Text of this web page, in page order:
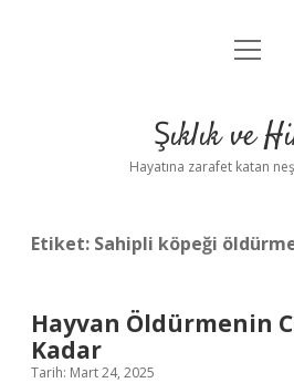
Anasayfa
Yasal Uyarı
menüyü
Şıklık ve
Hayatına zarafet katan
Etiket: Sahipli köpeği
Hayvan Öldürmenin
Kadar
Tarih: Mart 24, 2025